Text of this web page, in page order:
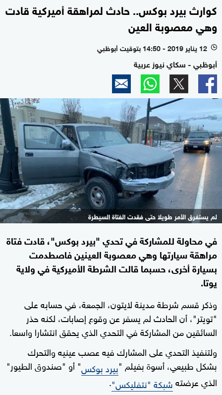
كوارث بيرد بوكس.. حادث لمراهقة أميركية قادت
وهي معصوبة العين
l 12 يناير 2019 - 14:50 بتوقيت أبوظبي
أبوظبي - سكاي نيوز عربية
لم يستغرق الأمر طويلا حتى فقدت الفتاة السيطرة
في محاولة للمشاركة في تحدي "بيرد بوكس"، قادت فتاة
مراهقة سيارتها وهي معصوبة العينين فاصطدمت
بسيارة أخرى، حسبما قالت الشرطة الأميركية في ولاية
يوتا.
وذكر قسم شرطة مدينة لايتون، الجمعة، في حسابه على
"تويتر"، أن الحادث لم يسفر عن وقوع إصابات، لكنه حذر
السائقين من المشاركة في التحدي الذي يحقق انتشارا واسعا.
ولتنفيذ التحدي على المشارك فيه عصب عينيه والتحرك
بشكل طبيعي، أسوة بفيلم "بيرد بوكس" أو "صندوق الطيور"
الذي عرضتهشبكة "نتفليكس".